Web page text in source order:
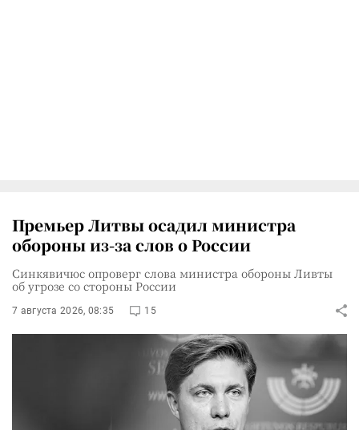
Премьер Литвы осадил министра
обороны из-за слов о России
Синкявичюс опроверг слова министра обороны Ливты
об угрозе со стороны России
7 августа 2026, 08:35 15